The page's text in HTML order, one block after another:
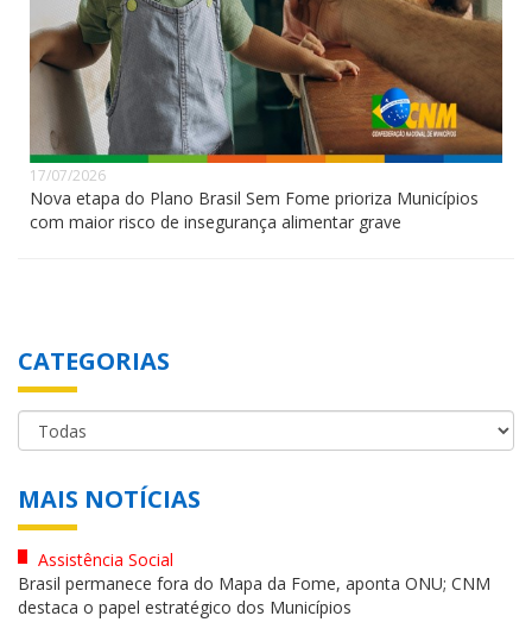
17/07/2026
Nova etapa do Plano Brasil Sem Fome prioriza Municípios
com maior risco de insegurança alimentar grave
CATEGORIAS
MAIS NOTÍCIAS
Assistência Social
Brasil permanece fora do Mapa da Fome, aponta ONU; CNM
destaca o papel estratégico dos Municípios